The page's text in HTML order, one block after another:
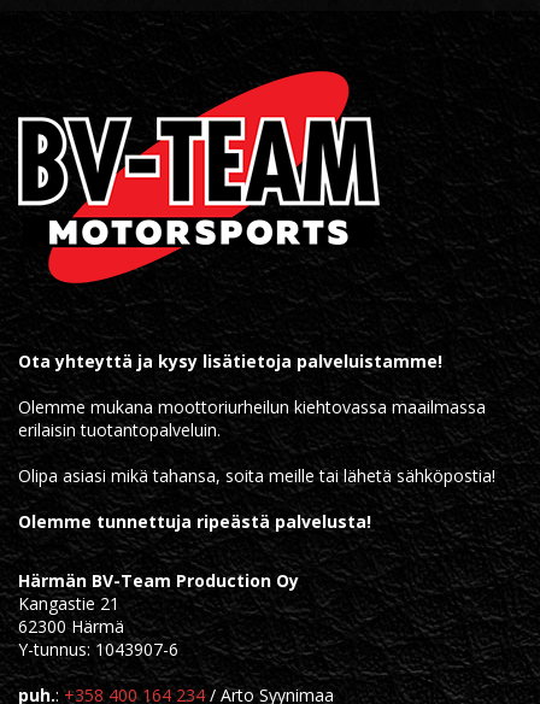
Ota yhteyttä ja kysy lisätietoja palveluistamme!
Olemme mukana moottoriurheilun kiehtovassa maailmassa
erilaisin tuotantopalveluin.
Olipa asiasi mikä tahansa, soita meille tai lähetä sähköpostia!
Olemme tunnettuja ripeästä palvelusta!
Härmän BV-Team Production Oy
Kangastie 21
62300 Härmä
Y-tunnus: 1043907-6
puh.: +358 400 164 234/ Arto Syynimaa